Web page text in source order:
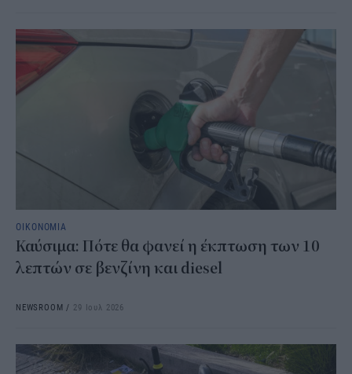
ΟΙΚΟΝΟΜΙΑ
Καύσιμα: Πότε θα φανεί η έκπτωση των 10
λεπτών σε βενζίνη και diesel
NEWSROOM / 29 Ιουλ 2026